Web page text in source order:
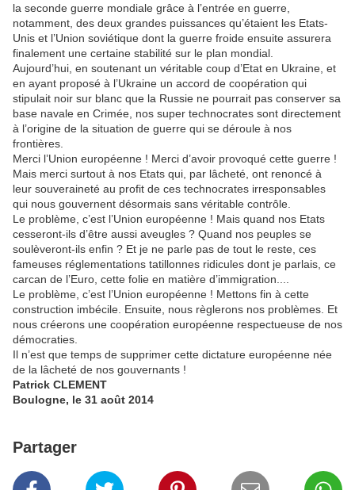
la seconde guerre mondiale grâce à l’entrée en guerre,
notamment, des deux grandes puissances qu’étaient les Etats-
Unis et l’Union soviétique dont la guerre froide ensuite assurera
finalement une certaine stabilité sur le plan mondial.
Aujourd’hui, en soutenant un véritable coup d’Etat en Ukraine, et
en ayant proposé à l’Ukraine un accord de coopération qui
stipulait noir sur blanc que la Russie ne pourrait pas conserver sa
base navale en Crimée, nos super technocrates sont directement
à l’origine de la situation de guerre qui se déroule à nos
frontières.
Merci l’Union européenne ! Merci d’avoir provoqué cette guerre !
Mais merci surtout à nos Etats qui, par lâcheté, ont renoncé à
leur souveraineté au profit de ces technocrates irresponsables
qui nous gouvernent désormais sans véritable contrôle.
Le problème, c’est l’Union européenne ! Mais quand nos Etats
cesseront-ils d’être aussi aveugles ? Quand nos peuples se
soulèveront-ils enfin ? Et je ne parle pas de tout le reste, ces
fameuses réglementations tatillonnes ridicules dont je parlais, ce
carcan de l’Euro, cette folie en matière d’immigration....
Le problème, c’est l’Union européenne ! Mettons fin à cette
construction imbécile. Ensuite, nous règlerons nos problèmes. Et
nous créerons une coopération européenne respectueuse de nos
démocraties.
Il n’est que temps de supprimer cette dictature européenne née
de la lâcheté de nos gouvernants !
Patrick CLEMENT
Boulogne, le 31 août 2014
Partager